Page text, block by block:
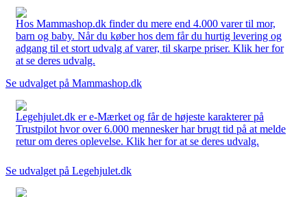
Hos Mammashop.dk finder du mere end 4.000 varer til mor,
barn og baby. Når du køber hos dem får du hurtig levering og
adgang til et stort udvalg af varer, til skarpe priser. Klik her for
at se deres udvalg.
Se udvalget på Mammashop.dk
Legehjulet.dk er e-Mærket og får de højeste karakterer på
Trustpilot hvor over 6.000 mennesker har brugt tid på at melde
retur om deres oplevelse. Klik her for at se deres udvalg.
Se udvalget på Legehjulet.dk